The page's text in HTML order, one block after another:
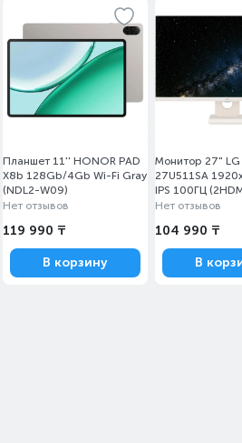
Планшет 11'' HONOR PAD
X8b 128Gb/4Gb Wi-Fi Gray
(NDL2-W09)
Нет отзывов
119 990 ₸
В корзину
Монитор 27" LG
27U511SA
IPS 100ГЦ
Нет отзывов
104 990 ₸
В